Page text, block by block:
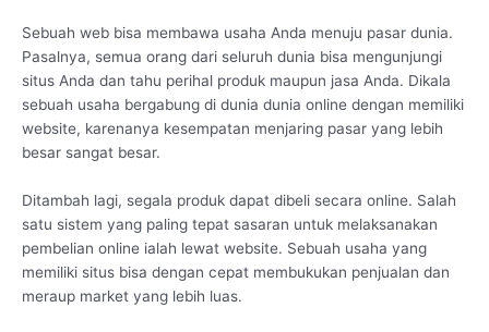
Sebuah web bisa membawa usaha Anda menuju pasar dunia.
Pasalnya, semua orang dari seluruh dunia bisa mengunjungi
situs Anda dan tahu perihal produk maupun jasa Anda. Dikala
sebuah usaha bergabung di dunia dunia online dengan memiliki
website, karenanya kesempatan menjaring pasar yang lebih
besar sangat besar.
Ditambah lagi, segala produk dapat dibeli secara online. Salah
satu sistem yang paling tepat sasaran untuk melaksanakan
pembelian online ialah lewat website. Sebuah usaha yang
memiliki situs bisa dengan cepat membukukan penjualan dan
meraup market yang lebih luas.